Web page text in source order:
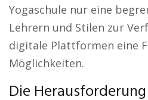
Yogaschule nur eine
Lehrern und Stilen zur
digitale Plattformen eine
Möglichkeiten.
Die